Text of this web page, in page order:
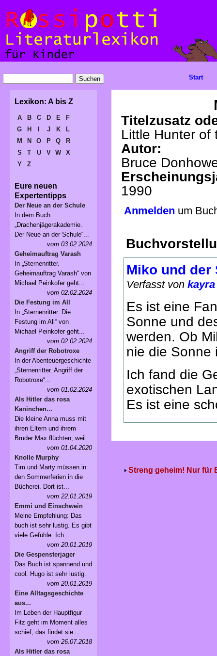
Titelzusatz
Little Hunter of
Autor:
Bruce
1990
Anmelden um
Miko und der
Verfasst von kayra
Es ist eine
Sonne und
werden. Ob
nie die Sonne
Ich fand die
exotischen
Es ist eine
Streng geheim! Nur für
Start
Lexikon: A bis Z
A B C D E
F
G
H J K
L
M
N O P Q
R
S
T U V W
X
Y
Z
Eure neuen
Expertentipps
Der Neue an der Schule
In dem Buch
„Drachenjägerakademie.
Der Neue an der Schule“...
vom 03.02.2024
Geheimauftrag Varash
In „Sternenritter.
Geheimauftrag Varash“ von
Michael Peinkofer geht...
vom 02.02.2024
Die Festung im All
In „Sternenritter. Die
Festung im All“ von
Michael Peinkofer geht...
vom 02.02.2024
Angriff der Robotroxe
In der Abenteuergeschichte
„Sternenritter. Angriff der
Robotroxe“...
vom 01.02.2024
Als Hitler das rosa
Kaninchen...
Die kleine Anna muss mit
ihren Eltern und ihrem
Bruder Max flüchten, weil...
vom 01.04.2020
Knolle Murphy
Tim und Marty müssen in
den Sommerferien in die
Bücherei. Dort ist...
vom 22.01.2019
Emmi und Einschwein
Meine Empfehlung: Das
buch ist sehr lustig. Es gibt
viele Gefühle. Ich...
vom 20.01.2019
Die Gespensterjager
Das Buch ist spannend und
cool. Hugo ist sehr lustig.
vom 20.01.2019
Eine Alltagsgeschichte
aus...
Im Leben der Hauptfigur
Fitz geht im Moment alles
schief, das findet sie...
vom 26.07.2018
Als Hitler das rosa